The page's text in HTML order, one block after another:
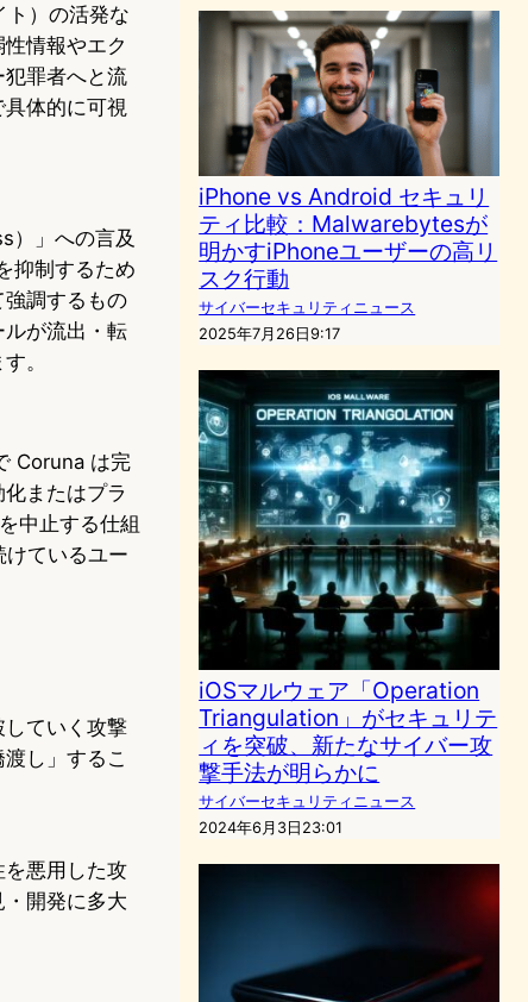
）の活発な
情報やエク
罪者へと流
体的に可視
）」への言及
抑制するため
調するもの
が流出・転
。
Coruna は完
またはプラ
中止する仕組
けているユー
ていく攻撃
し」するこ
悪用した攻
開発に多大
iPhone vs Android セキュリ
ティ比較：Malwarebytesが
明かすiPhoneユーザーの高リ
スク行動
サイバーセキュリティニュース
2025年7月26日9:17
iOSマルウェア「Operation
Triangulation」がセキュリテ
ィを突破、新たなサイバー攻
撃手法が明らかに
サイバーセキュリティニュース
2024年6月3日23:01